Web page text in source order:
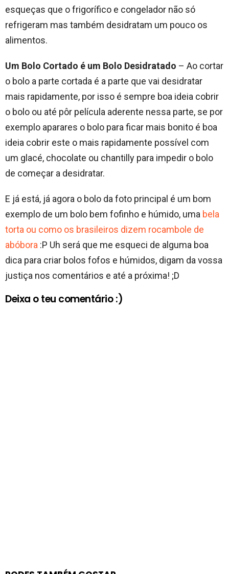
esqueças que o frigorífico e congelador não só
refrigeram mas também desidratam um pouco os
alimentos.
Um Bolo Cortado é um Bolo Desidratado – Ao cortar
o bolo a parte cortada é a parte que vai desidratar
mais rapidamente, por isso é sempre boa ideia cobrir
o bolo ou até pôr película aderente nessa parte, se por
exemplo aparares o bolo para ficar mais bonito é boa
ideia cobrir este o mais rapidamente possível com
um glacé, chocolate ou chantilly para impedir o bolo
de começar a desidratar.
E já está, já agora o bolo da foto principal é um bom
exemplo de um bolo bem fofinho e húmido, uma bela
torta ou como os brasileiros dizem rocambole de
abóbora :P Uh será que me esqueci de alguma boa
dica para criar bolos fofos e húmidos, digam da vossa
justiça nos comentários e até a próxima! ;D
Deixa o teu comentário :)